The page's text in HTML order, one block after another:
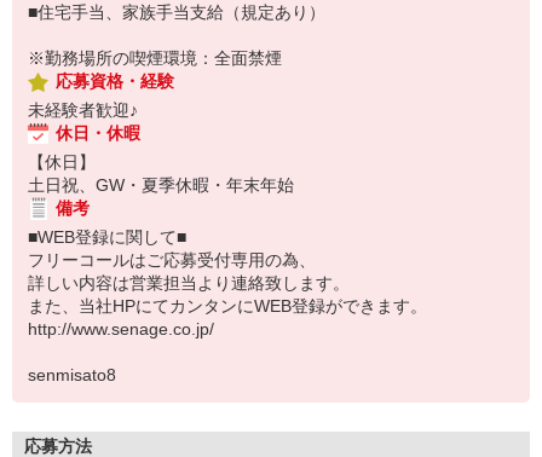
■住宅手当、家族手当支給（規定あり）
※勤務場所の喫煙環境：全面禁煙
応募資格・経験
未経験者歓迎♪
休日・休暇
【休日】
土日祝、GW・夏季休暇・年末年始
備考
■WEB登録に関して■
フリーコールはご応募受付専用の為、
詳しい内容は営業担当より連絡致します。
また、当社HPにてカンタンにWEB登録ができます。
http://www.senage.co.jp/
senmisato8
応募方法